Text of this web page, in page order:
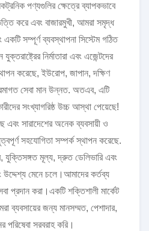
পণ্যগুলির ক্ষেত্রে ব্যাপকভাবে
করে এবং বাজারমুখী, আমরা সমৃদ্ধ
সম্পূর্ণ ব্যবস্থাপনা সিস্টেম গঠিত
নির্মাতারা এবং এজেন্টদের
করেছে, ইউরোপ, জাপান, দক্ষিণ
সেবা মান উন্নত. অতএব, এটি
সংখ্যাগরিষ্ঠ উচ্চ আস্থা পেয়েছে!
এবং সারাদেশের অনেক ব্যবসায়ী ও
সহযোগিতা সম্পর্ক স্থাপন করেছে.
যুক্তিসঙ্গত মূল্য, দ্রুত ডেলিভারি এবং
মেনে চলে।আমাদের কর্তব্য
প্রদান করা।একটি শক্তিশালী মার্কেট
ব্যবসায়ের জন্য মানসম্মত, পেশাদার,
পরিষেবা সরবরাহ করি।